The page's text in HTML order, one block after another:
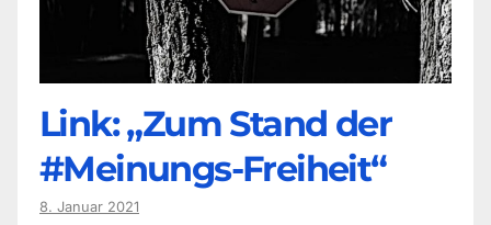
Link: „Zum Stand der
#Meinungs-Freiheit“
8. Januar 2021